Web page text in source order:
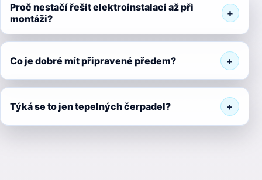
Proč nestačí řešit elektroinstalaci až při
montáži?
Co je dobré mít připravené předem?
Týká se to jen tepelných čerpadel?